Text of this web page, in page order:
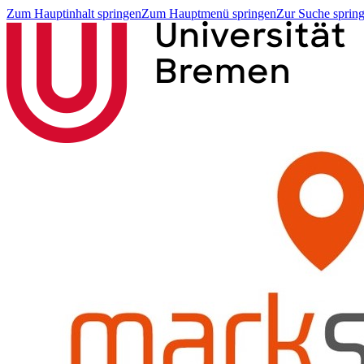
Zum Hauptinhalt springenZum Hauptmenü springenZur Suche